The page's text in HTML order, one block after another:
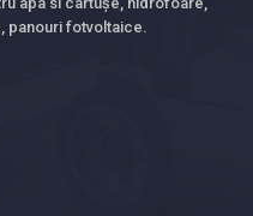
panouri fotvoltaice.